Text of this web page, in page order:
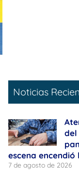
Noticias
del
escena
7 de agosto de 2026